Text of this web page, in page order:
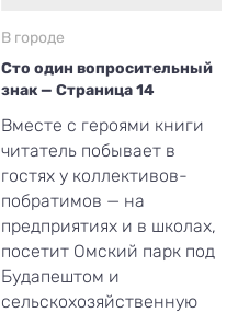
В городе
Сто один вопросительный
знак — Страница 14
Вместе с героями книги
читатель побывает в
гостях у коллективов-
побратимов — на
предприятиях и в школах,
посетит Омский парк под
Будапештом и
сельскохозяйственную